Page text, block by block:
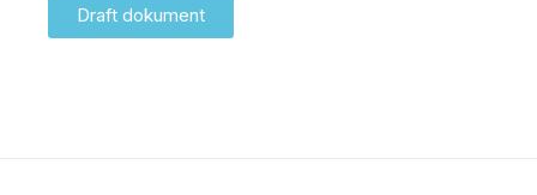
Draft dokument